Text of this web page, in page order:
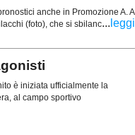
anche in Promozione A. A
(foto), che si sbilanc... leggi
è iniziata ufficialmente la
al campo sportivo